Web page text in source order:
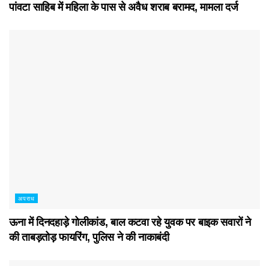
पांवटा साहिब में महिला के पास से अवैध शराब बरामद, मामला दर्ज
अपराध
ऊना में दिनदहाड़े गोलीकांड, बाल कटवा रहे युवक पर बाइक सवारों ने
की ताबड़तोड़ फायरिंग, पुलिस ने की नाकाबंदी